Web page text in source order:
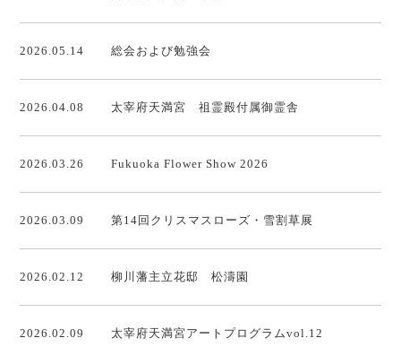
2026.05.14 総会および勉強会
2026.04.08 太宰府天満宮 祖霊殿付属御霊舎
2026.03.26 Fukuoka Flower Show 2026
2026.03.09 第14回クリスマスローズ・雪割草展
2026.02.12 柳川藩主立花邸 松濤園
2026.02.09 太宰府天満宮アートプログラムvol.12